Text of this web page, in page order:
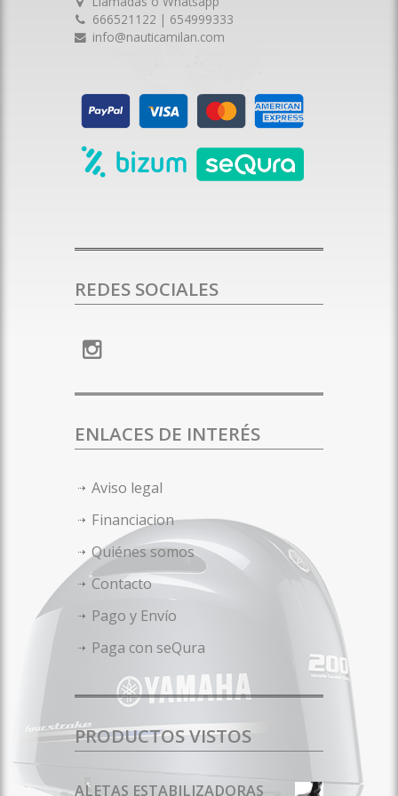
666521122 | 654999333
info@nauticamilan.com
REDES SOCIALES
ENLACES DE INTERÉS
Aviso legal
Financiacion
Quiénes somos
Contacto
Pago y Envío
Paga con seQura
PRODUCTOS VISTOS
ALETAS ESTABILIZADORAS ​